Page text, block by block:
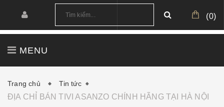
(0)
MENU
CÔNG TRÌNH
Trang chủ Tin tức
ĐỊA CHỈ BÁN TIVI ASANZO CHÍNH HÃNG TẠI HÀ NỘI